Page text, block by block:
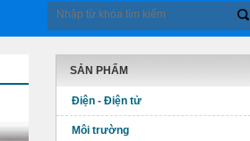
SẢN PHẨM
Điện - Điện tử
Môi trường